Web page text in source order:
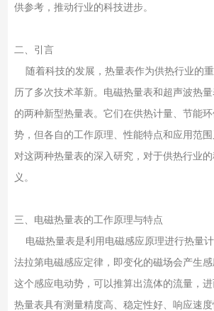
供参考，推动行业的科技进步。
二、引言
随着科技的发展，热量表作为供热行业的
历了多次技术革新。电磁热量表和超声波热
的两种新型热量表。它们在供热计量、节能
势，但各自的工作原理、性能特点和应用范围
对这两种热量表的深入研究，对于供热行业
义。
三、电磁热量表的工作原理与特点
电磁热量表是利用电磁感应原理进行热量
法拉第电磁感应定律，即变化的磁场会产生
这个感应电动势，可以推算出流体的流量，
热量表具有测量精度高、稳定性好、响应速